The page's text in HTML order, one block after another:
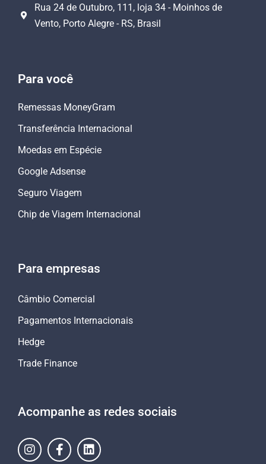
Rua 24 de Outubro, 111, loja 34 - Moinhos de
Vento, Porto Alegre - RS, Brasil
Para você
Remessas MoneyGram
Transferência Internacional
Moedas em Espécie
Google Adsense
Seguro Viagem
Chip de Viagem Internacional
Para empresas
Câmbio Comercial
Pagamentos Internacionais
Hedge
Trade Finance
Acompanhe as redes sociais